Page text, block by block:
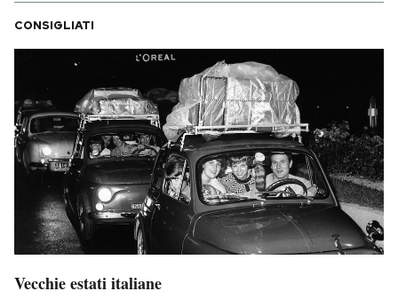
CONSIGLIATI
Vecchie estati italiane